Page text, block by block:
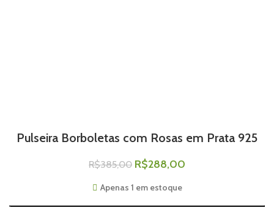
Pulseira Borboletas com Rosas em Prata 925
R$385,00 R$288,00
Apenas 1 em estoque